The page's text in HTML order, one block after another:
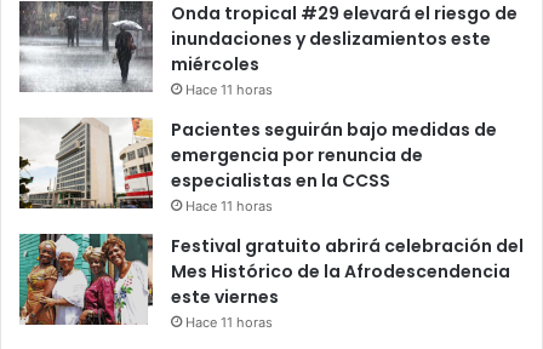
Onda tropical #29 elevará el riesgo de
inundaciones y deslizamientos este
miércoles
Hace 11 horas
Pacientes seguirán bajo medidas de
emergencia por renuncia de
especialistas en la CCSS
Hace 11 horas
Festival gratuito abrirá celebración del
Mes Histórico de la Afrodescendencia
este viernes
Hace 11 horas